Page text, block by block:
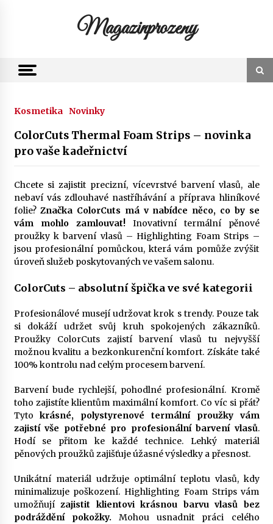
Magazinprozeny
Kosmetika Novinky
ColorCuts Thermal Foam Strips – novinka
pro vaše kadeřnictví
Chcete si zajistit precizní, vícevrstvé barvení vlasů, ale
nebaví vás zdlouhavé nastříhávání a příprava hliníkové
folie?Značka ColorCuts má v nabídce něco, co by se
vám mohlo zamlouvat! Inovativní termální pěnové
proužky k barvení vlasů – Highlighting Foam Strips –
jsou profesionální pomůckou, která vám pomůže zvýšit
úroveň služeb poskytovaných ve vašem salonu.
ColorCuts – absolutní špička ve své kategorii
Profesionálové musejí udržovat krok s trendy. Pouze tak
si dokáží udržet svůj kruh spokojených zákazníků.
Proužky ColorCuts zajistí barvení vlasů tu nejvyšší
možnou kvalitu a bezkonkurenční komfort. Získáte také
100% kontrolu nad celým procesem barvení.
Barvení bude rychlejší, pohodlné profesionální. Kromě
toho zajistíte klientům maximální komfort. Co víc si přát?
Tytokrásné, polystyrenové termální proužky vám
zajistí vše potřebné pro profesionální barvení vlasů.
Hodí se přitom ke každé technice. Lehký materiál
pěnových proužků zajišťuje úžasné výsledky a přesnost.
Unikátní materiál udržuje optimální teplotu vlasů, kdy
minimalizuje poškození. Highlighting Foam Strips vám
umožňují zajistit klientovi krásnou barvu vlasů bez
podráždění pokožky. Mohou usnadnit práci celého